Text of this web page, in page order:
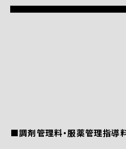
■調剤管理料・服薬管理指導